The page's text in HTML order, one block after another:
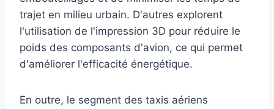
trajet en milieu urbain. D'autres explorent
l'utilisation de l'impression 3D pour réduire le
poids des composants d'avion, ce qui permet
d'améliorer l'efficacité énergétique.
En outre, le segment des taxis aériens